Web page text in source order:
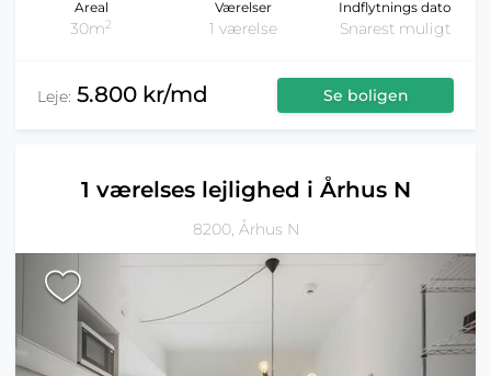
Areal
30m2
Værelser
1 værelse
Indflytnings dato
Snarest muligt
Leje: 5.800 kr/md Se boligen
1 værelses lejlighed i Århus N
8200, Århus N